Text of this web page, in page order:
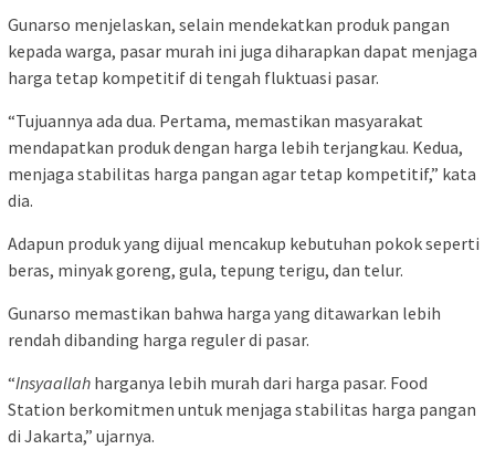
Gunarso menjelaskan, selain mendekatkan produk pangan
kepada warga, pasar murah ini juga diharapkan dapat menjaga
harga tetap kompetitif di tengah fluktuasi pasar.
“Tujuannya ada dua. Pertama, memastikan masyarakat
mendapatkan produk dengan harga lebih terjangkau. Kedua,
menjaga stabilitas harga pangan agar tetap kompetitif,” kata
dia.
Adapun produk yang dijual mencakup kebutuhan pokok seperti
beras, minyak goreng, gula, tepung terigu, dan telur.
Gunarso memastikan bahwa harga yang ditawarkan lebih
rendah dibanding harga reguler di pasar.
“Insyaallah harganya lebih murah dari harga pasar. Food
Station berkomitmen untuk menjaga stabilitas harga pangan
di Jakarta,” ujarnya.